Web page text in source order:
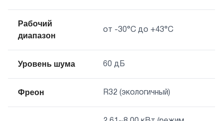
Рабочий
диапазон
от -30°C до +43°C
Уровень шума 60 дБ
Фреон R32 (экологичный)